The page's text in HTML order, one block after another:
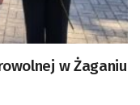
w Żaganiu